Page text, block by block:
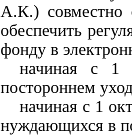
А.К.) совместно
обеспечить
фонду в
начиная с 1
постороннем
начиная с 1
нуждающихся в